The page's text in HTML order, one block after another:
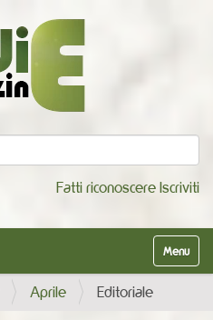
Fatti riconoscere Iscriviti
Alterna la
Aprile Editoriale